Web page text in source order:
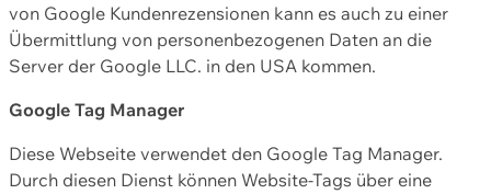
von Google Kundenrezensionen kann es auch zu einer
Übermittlung von personenbezogenen Daten an die
Server der Google LLC. in den USA kommen.
Google Tag Manager
Diese Webseite verwendet den Google Tag Manager.
Durch diesen Dienst können Website-Tags über eine